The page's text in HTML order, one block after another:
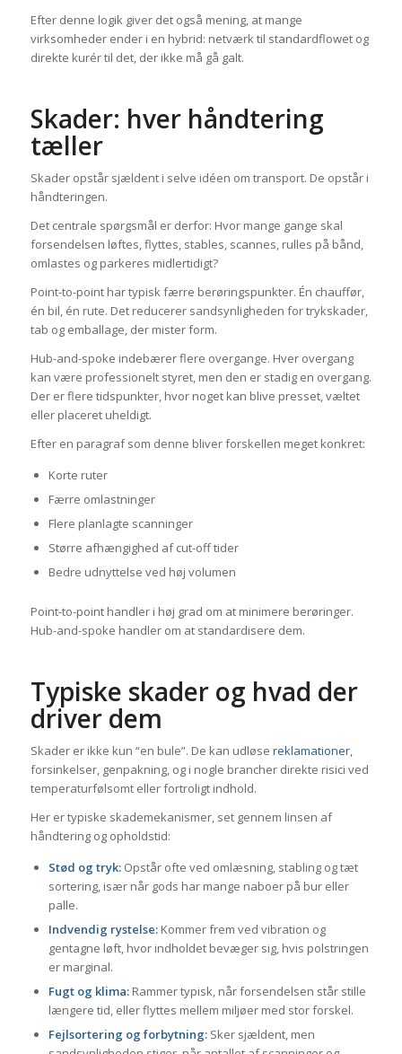
Efter denne logik giver det også mening, at mange
virksomheder ender i en hybrid: netværk til standardflowet og
direkte kurér til det, der ikke må gå galt.
Skader: hver håndtering
tæller
Skader opstår sjældent i selve idéen om transport. De opstår i
håndteringen.
Det centrale spørgsmål er derfor: Hvor mange gange skal
forsendelsen løftes, flyttes, stables, scannes, rulles på bånd,
omlastes og parkeres midlertidigt?
Point-to-point har typisk færre berøringspunkter. Én chauffør,
én bil, én rute. Det reducerer sandsynligheden for trykskader,
tab og emballage, der mister form.
Hub-and-spoke indebærer flere overgange. Hver overgang
kan være professionelt styret, men den er stadig en overgang.
Der er flere tidspunkter, hvor noget kan blive presset, væltet
eller placeret uheldigt.
Efter en paragraf som denne bliver forskellen meget konkret:
Korte ruter
Færre omlastninger
Flere planlagte scanninger
Større afhængighed af cut-off tider
Bedre udnyttelse ved høj volumen
Point-to-point handler i høj grad om at minimere berøringer.
Hub-and-spoke handler om at standardisere dem.
Typiske skader og hvad der
driver dem
Skader er ikke kun “en bule”. De kan udløse reklamationer,
forsinkelser, genpakning, og i nogle brancher direkte risici ved
temperaturfølsomt eller fortroligt indhold.
Her er typiske skademekanismer, set gennem linsen af
håndtering og opholdstid:
Stød og tryk:Opstår ofte ved omlæsning, stabling og tæt
sortering, især når gods har mange naboer på bur eller
palle.
Indvendig rystelse:Kommer frem ved vibration og
gentagne løft, hvor indholdet bevæger sig, hvis polstringen
er marginal.
Fugt og klima:Rammer typisk, når forsendelsen står stille
længere tid, eller flyttes mellem miljøer med stor forskel.
Fejlsortering og forbytning:Sker sjældent, men